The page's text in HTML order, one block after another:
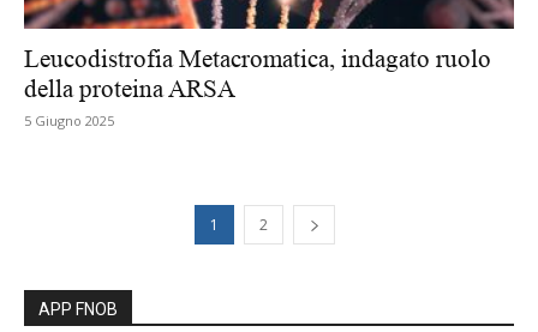
Leucodistrofia Metacromatica, indagato ruolo
della proteina ARSA
5 Giugno 2025
1 2
APP FNOB